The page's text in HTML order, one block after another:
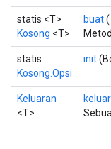
statis <T>
Kosong <T>
buat(
statis
Kosong.Opsi
init
Keluaran
<T>